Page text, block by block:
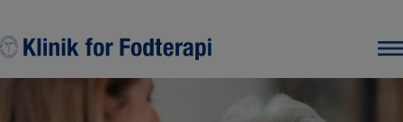
indholdet